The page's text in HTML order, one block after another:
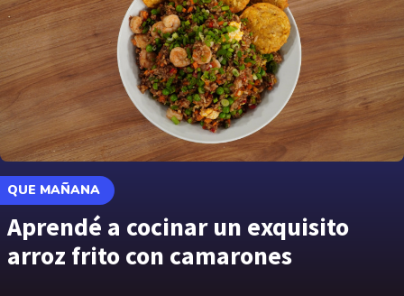
QUE MAÑANA
Aprendé a cocinar un exquisito
arroz frito con camarones